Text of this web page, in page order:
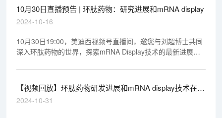
10月30日直播预告 | 环肽药物：研究进展和mRNA display
2024-10-16
10月30日19:00，美迪西视频号直播间，邀您与刘超博士共同
深入环肽药物的世界，探索mRNA Display技术的最新进展，
【视频回放】环肽药物研发进展和mRNA display技术在筛
选与发现中的应用
2024-10-31